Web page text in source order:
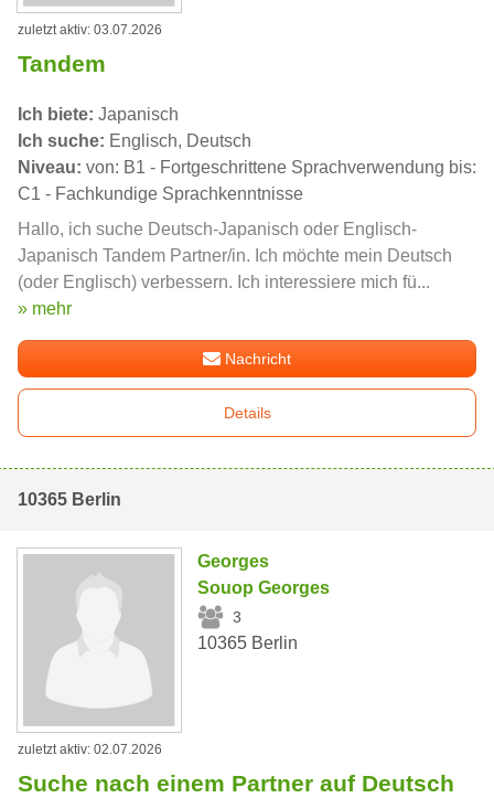
zuletzt aktiv: 03.07.2026
Tandem
Ich biete: Japanisch
Ich suche: Englisch, Deutsch
Niveau: von: B1 - Fortgeschrittene Sprachverwendung bis:
C1 - Fachkundige Sprachkenntnisse
Hallo, ich suche Deutsch-Japanisch oder Englisch-
Japanisch Tandem Partner/in. Ich möchte mein Deutsch
(oder Englisch) verbessern. Ich interessiere mich fü...
» mehr
Nachricht
Details
10365 Berlin
Georges
Souop Georges
3
10365 Berlin
zuletzt aktiv: 02.07.2026
Suche nach einem Partner auf Deutsch